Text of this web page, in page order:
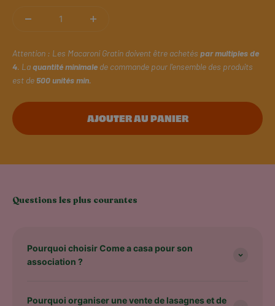
Attention : Les Macaroni Gratin doivent être achetés par multiples de
4. Laquantité minimale de commande pour l'ensemble des produits
est de500 unités min.
AJOUTER AU PANIER
Questions les plus courantes
Pourquoi choisir Come a casa pour son
association ?
Pourquoi organiser une vente de lasagnes et de